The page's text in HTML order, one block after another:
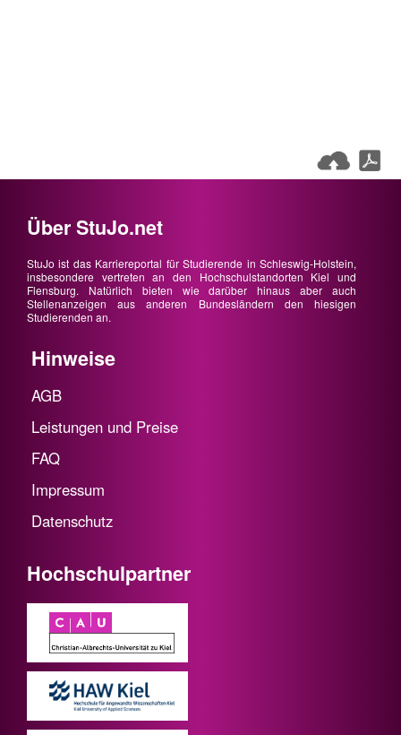
Über StuJo.net
StuJo ist das Karriereportal für Studierende in Schleswig-Holstein,
insbesondere vertreten an den Hochschulstandorten Kiel und
Flensburg. Natürlich bieten wie darüber hinaus aber auch
Stellenanzeigen aus anderen Bundesländern den hiesigen
Studierenden an.
Hinweise
AGB
Leistungen und Preise
FAQ
Impressum
Datenschutz
Hochschulpartner